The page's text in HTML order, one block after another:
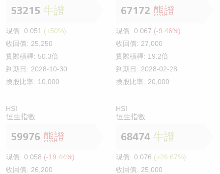
53215 牛證
現價: 0.051 (+50%)
收回價: 25,250
實際槓桿: 50.3倍
到期日: 2028-10-30
換股比率: 10,000
67172 熊證
現價: 0.067 (-9.46%)
收回價: 27,000
實際槓桿: 19.2倍
到期日: 2028-02-28
換股比率: 20,000
HSI
恒生指數
59976 熊證
現價: 0.058 (-19.44%)
收回價: 26,200
HSI
恒生指數
68474 牛證
現價: 0.076 (+26.67%)
收回價: 25,000